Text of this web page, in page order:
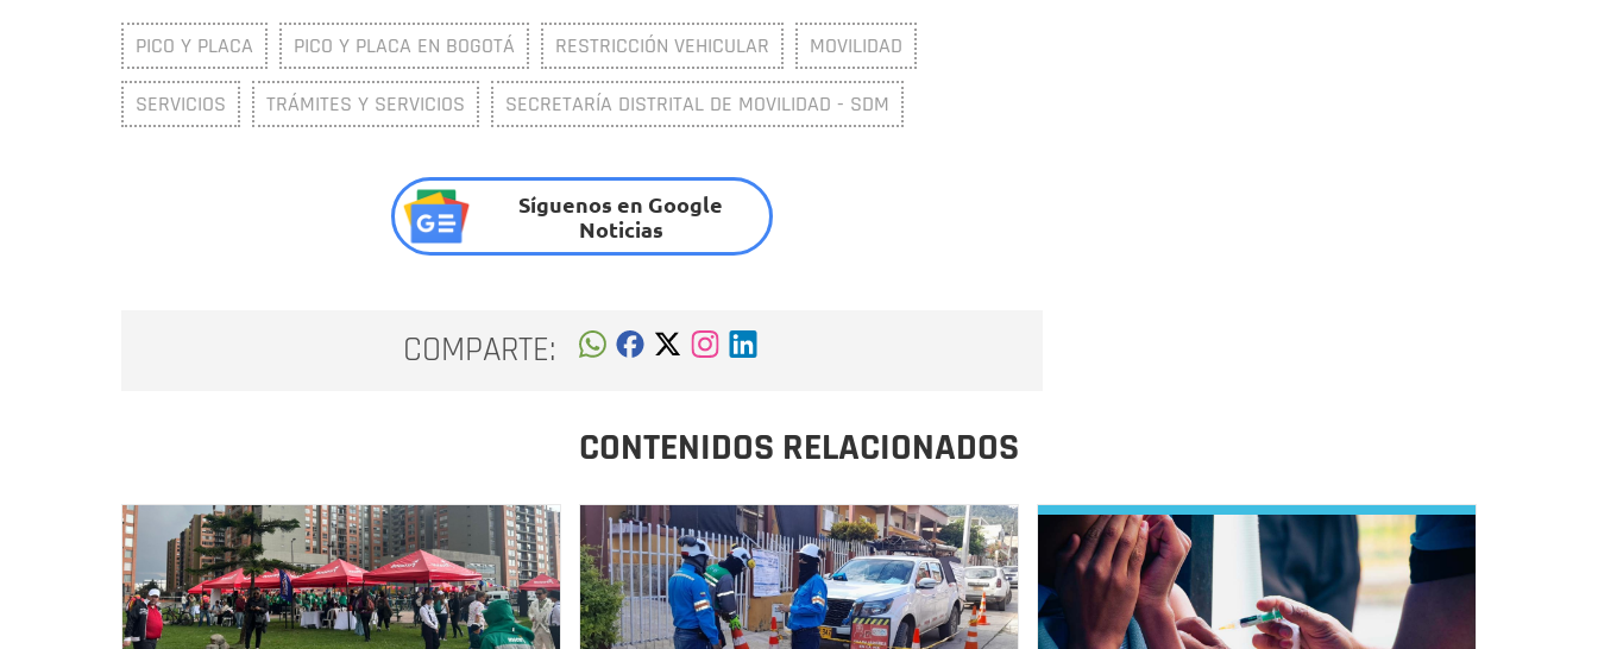
PICO Y PLACA PICO Y PLACA EN BOGOTÁ RESTRICCIÓN VEHICULAR MOVILIDAD
SERVICIOS TRÁMITES Y SERVICIOS SECRETARÍA DISTRITAL DE MOVILIDAD - SDM
Síguenos en Google
Noticias
COMPARTE:
CONTENIDOS RELACIONADOS